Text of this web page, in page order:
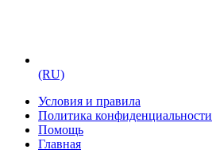
(RU)
Условия и правила
Политика конфиденциальности
Помощь
Главная